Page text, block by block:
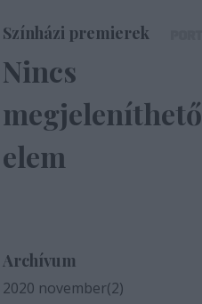
Színházi premierek
Nincs
megjeleníthető
elem
Archívum
2020 november(2)